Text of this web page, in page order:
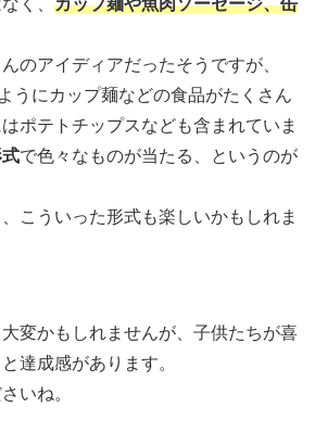
く、 カップ麺や魚肉ソーセージ、缶
のアイディアだったそうですが、
うにカップ麺などの食品がたくさん
ポテトチップスなども含まれていま
で色々なものが当たる、というのが
こういった形式も楽しいかもしれま
変かもしれませんが、子供たちが喜
達成感があります。
いね。